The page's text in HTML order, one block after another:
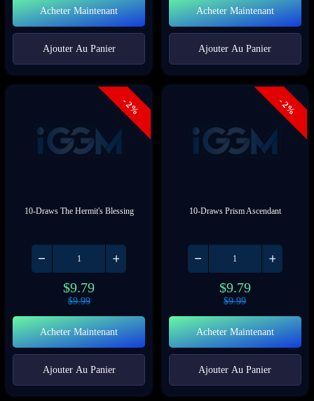
Acheter Maintenant
Ajouter Au Panier
Acheter Maintenant
Ajouter Au Panier
- 2%
10-Draws The Hermit's Blessing
$9.79
$9.99
Acheter Maintenant
Ajouter Au Panier
- 2%
10-Draws Prism Ascendant
$9.79
$9.99
Acheter Maintenant
Ajouter Au Panier